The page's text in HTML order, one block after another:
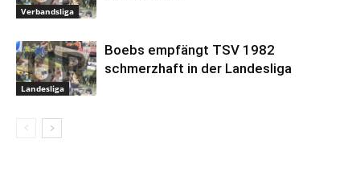
Verbandsliga
Landesliga
Boebs empfängt TSV 1982
schmerzhaft in der Landesliga